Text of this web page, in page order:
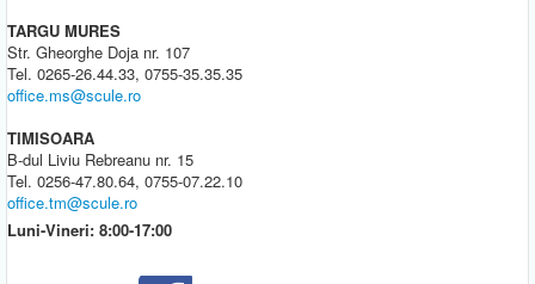
TARGU MURES
Str. Gheorghe Doja nr. 107
Tel. 0265-26.44.33, 0755-35.35.35
office.ms@scule.ro
TIMISOARA
B-dul Liviu Rebreanu nr. 15
Tel. 0256-47.80.64, 0755-07.22.10
office.tm@scule.ro
Luni-Vineri: 8:00-17:00